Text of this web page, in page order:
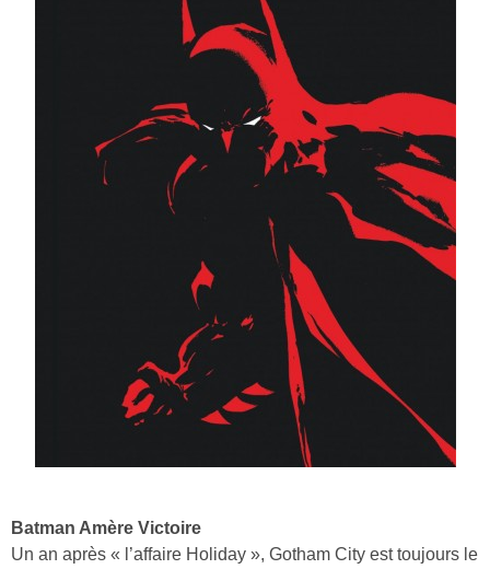
Batman Amère Victoire
Un an après « l’affaire Holiday », Gotham City est toujours le